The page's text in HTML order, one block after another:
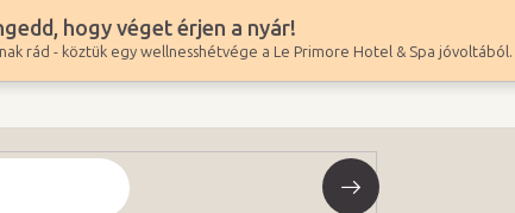
hogy véget érjen a nyár!
rád - köztük egy wellnesshétvége a Le Primore Hotel & Spa jóvoltából.